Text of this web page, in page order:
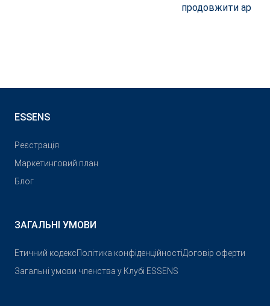
продовжити
ESSENS
Реєстрація
Маркетинговий план
Блог
ЗАГАЛЬНІ УМОВИ
Етичний кодексПолітика конфіденційностіДоговір оферти
Загальні умови членства у Клубі ESSENS